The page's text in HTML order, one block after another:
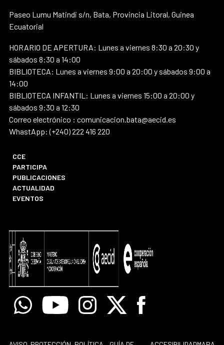
Paseo Lumu Matindi s/n, Bata, Provincia Litoral, Guinea
Ecuatorial
HORARIO DE APERTURA: Lunes a viernes 8:30 a 20:30 y
sábados 8:30 a 14:00
BIBLIOTECA: Lunes a viernes 9:00 a 20:00 y sábados 9:00 a
14:00
BIBLIOTECA INFANTIL: Lunes a viernes 15:00 a 20:00 y
sábados 9:30 a 12:30
Correo electrónico : comunicacion.bata@aecid.es
WhastApp: (+240) 222 416 220
CCE
PARTICIPA
PUBLICACIONES
ACTUALIDAD
EVENTOS
WhatsappYoutube Instagram
X Facebook